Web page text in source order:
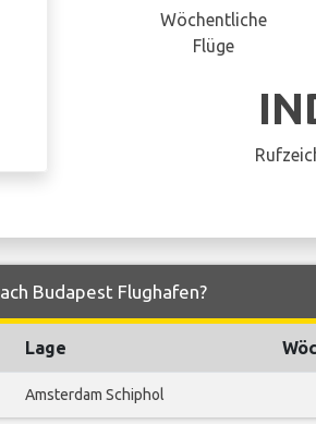
Wöchentliche
Flüge
Budapest Flughafen?
Lage
Amsterdam Schiphol